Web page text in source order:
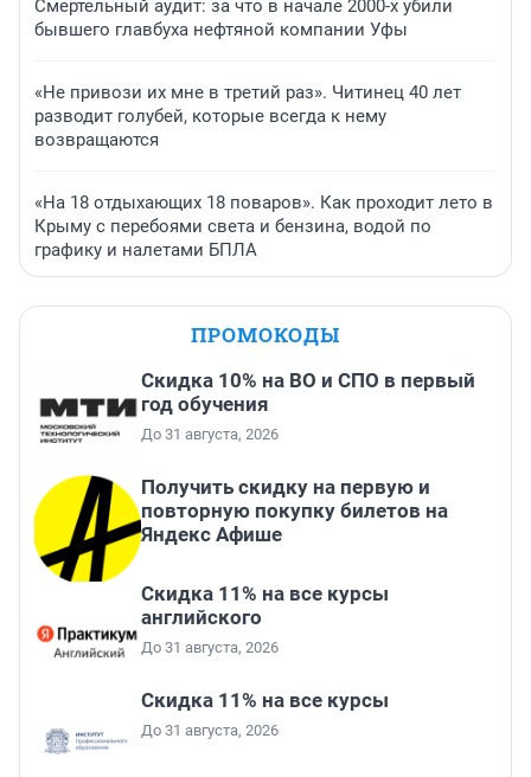
Смертельный аудит: за что в начале 2000-х убили
бывшего главбуха нефтяной компании Уфы
«Не привози их мне в третий раз». Читинец 40 лет
разводит голубей, которые всегда к нему
возвращаются
«На 18 отдыхающих 18 поваров». Как проходит лето в
Крыму с перебоями света и бензина, водой по
графику и налетами БПЛА
ПРОМОКОДЫ
Скидка 10% на ВО и СПО в первый
год обучения
До 31 августа, 2026
Получить скидку на первую и
повторную покупку билетов на
Яндекс Афише
Скидка 11% на все курсы
английского
До 31 августа, 2026
Скидка 11% на все курсы
До 31 августа, 2026